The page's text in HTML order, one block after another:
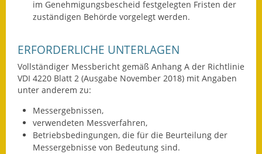
Gemeindehalle und
Grundschule &
Kernzeitbetreuung
Bevölkerungsschutz
Kinderbetreuung
im Genehmigungsbescheid festgelegten Fristen der
zuständigen Behörde vorgelegt werden.
ERFORDERLICHE UNTERLAGEN
Vollständiger Messbericht gemäß Anhang A der Richtlinie
VDI 4220 Blatt 2 (Ausgabe November 2018) mit Angaben
unter anderem zu:
Messergebnissen,
verwendeten Messverfahren,
Betriebsbedingungen, die für die Beurteilung der
Messergebnisse von Bedeutung sind.